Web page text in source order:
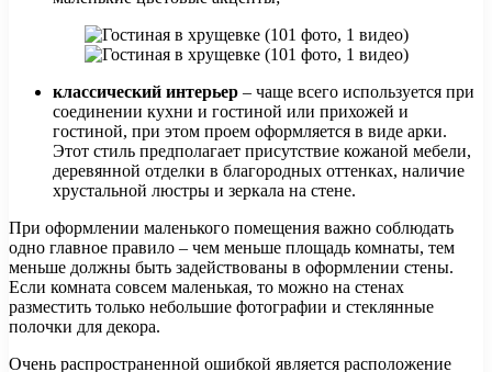
классический интерьер – чаще всего используется при
соединении кухни и гостиной или прихожей и
гостиной, при этом проем оформляется в виде арки.
Этот стиль предполагает присутствие кожаной мебели,
деревянной отделки в благородных оттенках, наличие
хрустальной люстры и зеркала на стене.
При оформлении маленького помещения важно соблюдать
одно главное правило – чем меньше площадь комнаты, тем
меньше должны быть задействованы в оформлении стены.
Если комната совсем маленькая, то можно на стенах
разместить только небольшие фотографии и стеклянные
полочки для декора.
Очень распространенной ошибкой является расположение